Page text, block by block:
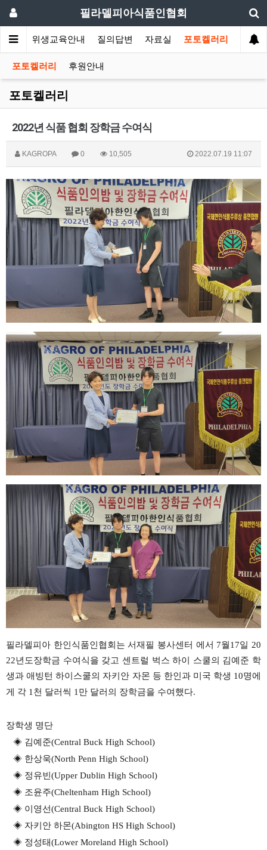
필라델피아식품인협회
식 위생교육안내 질의답변 자료실 포토켈러리
포토켈러리 후원안내
포토켈러리
2022년 식품 협회 장학금 수여식
KAGROPA 0 10,505 2022.07.19 11:07
필라델피아 한인식품인협회는 서재필 봉사센터 에서 7월17일 20
22년도장학금 수여식을 갖고 센트럴 벅스 하이 스쿨의 김예준 학
생과 애빙턴 하이스쿨의 자키안 자몬 등 한인과 미국 학생 10명에
게
각 1천 달러씩 1만 달러의 장학금을 수여했다.
장학생 명단
◈ 김예준(Central Buck High School)
◈ 한상욱(North Penn High School)
◈ 정유빈(Upper Dublin High School)
◈ 조윤주(Cheltenham High School)
◈ 이영선(Central Buck High School)
◈ 자키안 하몬(Abington HS High School)
◈ 정성태(Lower Moreland High School)